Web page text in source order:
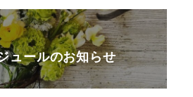
ュールのお知らせ